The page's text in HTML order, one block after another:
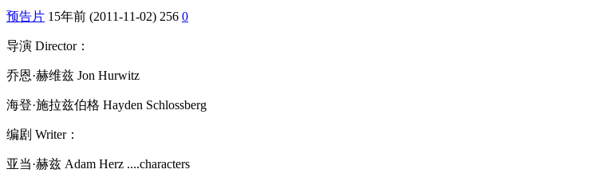
预告片 15年前 (2011-11-02) 256 0
导演 Director：
乔恩·赫维兹 Jon Hurwitz
海登·施拉兹伯格 Hayden Schlossberg
编剧 Writer：
亚当·赫兹 Adam Herz ....characters